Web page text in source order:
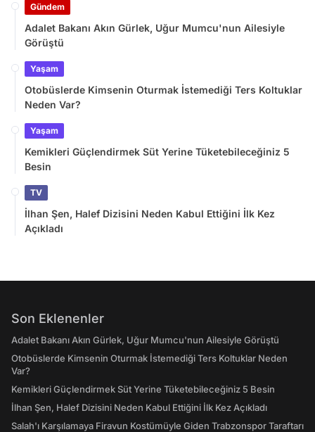
Gündem
Adalet Bakanı Akın Gürlek, Uğur Mumcu'nun Ailesiyle
Görüştü
Yaşam
Otobüslerde Kimsenin Oturmak İstemediği Ters Koltuklar
Neden Var?
Yaşam
Kemikleri Güçlendirmek Süt Yerine Tüketebileceğiniz 5
Besin
TV
İlhan Şen, Halef Dizisini Neden Kabul Ettiğini İlk Kez
Açıkladı
Son Eklenenler
Adalet Bakanı Akın Gürlek, Uğur Mumcu'nun Ailesiyle Görüştü
Otobüslerde Kimsenin Oturmak İstemediği Ters Koltuklar Neden
Var?
Kemikleri Güçlendirmek Süt Yerine Tüketebileceğiniz 5 Besin
İlhan Şen, Halef Dizisini Neden Kabul Ettiğini İlk Kez Açıkladı
Salah'ı Karşılamaya Firavun Kostümüyle Giden Trabzonspor Taraftarı